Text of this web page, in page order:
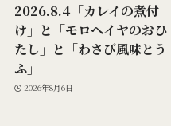
2026.8.4「カレイの煮付
け」と「モロヘイヤのおひ
たし」と「わさび風味とう
ふ」
2026年8月6日